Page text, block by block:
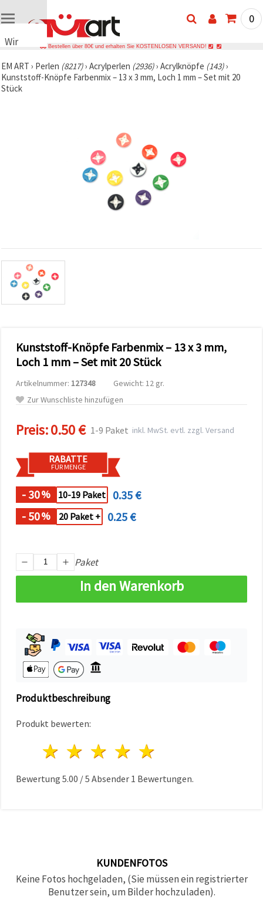
Wir
Cookies
🍪 Wir
verwenden
Datenverkehr
analysieren
sowie
relevantere
Unterstützung
Partner für
und
Sie können
Cookies
akzeptieren,
oder Ihre
Auswahl in
individuell
festlegen.
Ihre
Einwilligung
Impressum
Richtlinie
Alle
akzeptieren
Cookie-
0
Bestellen über 80€ und erhalten Sie KOSTENLOSEN VERSAND!
EM ART › Perlen (8217)› Acrylperlen (2936)› Acrylknöpfe (143)›
Kunststoff-Knöpfe Farbenmix – 13 x 3 mm, Loch 1 mm – Set mit 20
Stück
Kunststoff-Knöpfe Farbenmix – 13 x 3 mm,
Loch 1 mm – Set mit 20 Stück
Artikelnummer: 127348
Gewicht: 12 gr.
Zur Wunschliste hinzufügen
Preis:0.50 € 1-9 Paket inkl. MwSt. evtl. zzgl. Versand
RABATTE
FÜR MENGE
- 30% 10-19 Paket
0.35 €
- 50% 20 Paket + 0.25 €
Paket
In den Warenkorb
Produktbeschreibung
Produkt bewerten:
4 Sterne
3 Sterne
2 Sterne
1 Stern
Bewertung 5.00 /5 Absender 1 Bewertungen.
KUNDENFOTOS
Keine Fotos hochgeladen, (Sie müssen ein registrierter
Benutzer sein, um Bilder hochzuladen).